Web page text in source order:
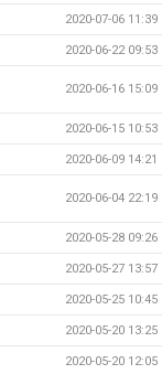
2020-07-06 11:39
2020-06-22 09:53
2020-06-16 15:09
2020-06-15 10:53
2020-06-09 14:21
2020-06-04 22:19
2020-05-28 09:26
2020-05-27 13:57
2020-05-25 10:45
2020-05-20 13:25
2020-05-20 12:05